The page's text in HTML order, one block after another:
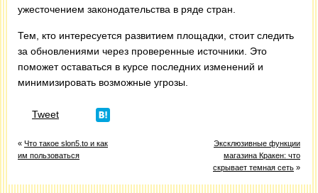
ужесточением законодательства в ряде стран.
Тем, кто интересуется развитием площадки, стоит следить
за обновлениями через проверенные источники. Это
поможет оставаться в курсе последних изменений и
минимизировать возможные угрозы.
Tweet
« Что такое slon5.to и как
им пользоваться
Эксклюзивные функции
магазина Кракен: что
скрывает темная сеть »